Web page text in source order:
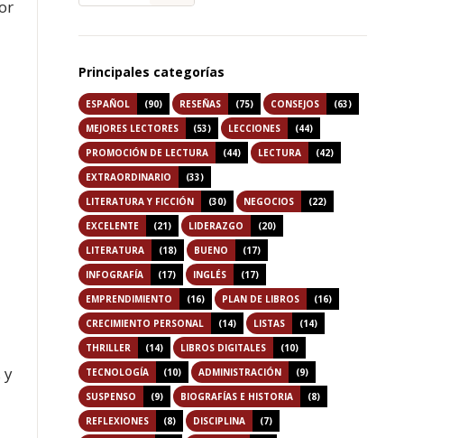
y
Principales categorías
ESPAÑOL (90) RESEÑAS (75) CONSEJOS
(63)
MEJORES LECTORES
(53) LECCIONES
(44)
PROMOCIÓN DE LECTURA
(44) LECTURA
(42)
EXTRAORDINARIO
(33)
LITERATURA Y FICCIÓN
(30) NEGOCIOS
(22)
EXCELENTE
(21) LIDERAZGO
(20)
LITERATURA
(18) BUENO
(17)
INFOGRAFÍA
(17) INGLÉS
(17)
EMPRENDIMIENTO
(16) PLAN DE LIBROS
(16)
CRECIMIENTO PERSONAL
(14) LISTAS
(14)
THRILLER
(14) LIBROS DIGITALES
(10)
TECNOLOGÍA
(10) ADMINISTRACIÓN
(9)
SUSPENSO
(9) BIOGRAFÍAS E HISTORIA
(8)
REFLEXIONES
(8) DISCIPLINA
(7)